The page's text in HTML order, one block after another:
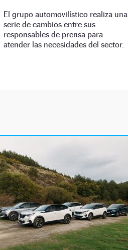
El grupo automovilístico realiza una
serie de cambios entre sus
responsables de prensa para
atender las necesidades del sector.